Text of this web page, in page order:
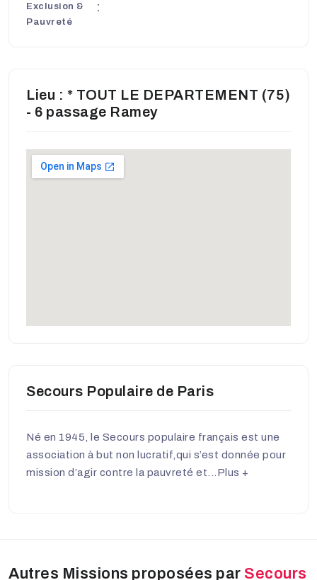
Exclusion &
Pauvreté
Lieu : * TOUT LE DEPARTEMENT (75)
- 6 passage Ramey
Secours Populaire de Paris
Né en 1945, le Secours populaire français est une
association à but non lucratif,qui s’est donnée pour
mission d’agir contre la pauvreté et...Plus +
Autres Missions proposées par Secours